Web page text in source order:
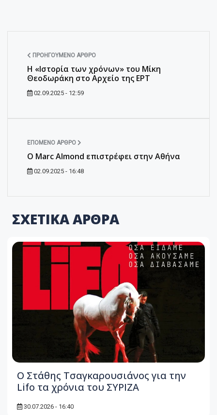
ΠΡΟΗΓΟΎΜΕΝΟ ΆΡΘΡΟ
Η «Ιστορία των χρόνων» του Μίκη
Θεοδωράκη στο Αρχείο της ΕΡΤ
02.09.2025 - 12:59
ΕΠΌΜΕΝΟ ΆΡΘΡΟ
Ο Marc Almond επιστρέφει στην Αθήνα
02.09.2025 - 16:48
ΣΧΕΤΙΚΑ ΑΡΘΡΑ
Ο Στάθης Τσαγκαρουσιάνος για την
Lifo τα χρόνια του ΣΥΡΙΖΑ
30.07.2026 - 16:40